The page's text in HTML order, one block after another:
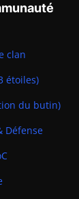
clan
étoiles)
du butin)
Défense